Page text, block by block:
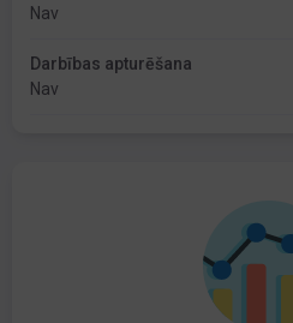
Nav
Darbības apturēšana
Nav